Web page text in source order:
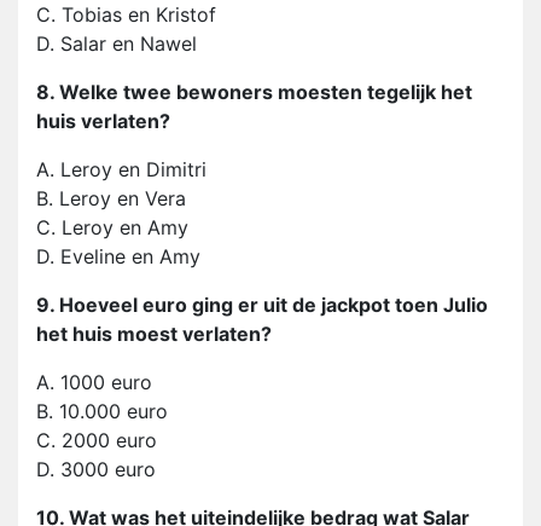
C. Tobias en Kristof
D. Salar en Nawel
8. Welke twee bewoners moesten tegelijk het
huis verlaten?
A. Leroy en Dimitri
B. Leroy en Vera
C. Leroy en Amy
D. Eveline en Amy
9. Hoeveel euro ging er uit de jackpot toen Julio
het huis moest verlaten?
A. 1000 euro
B. 10.000 euro
C. 2000 euro
D. 3000 euro
10. Wat was het uiteindelijke bedrag wat Salar